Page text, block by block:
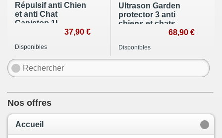
Répulsif anti Chien
et anti Chat
Canistop 1L
37,90 €
Disponibles
Ultrason Garden
protector 3 anti
chiens et chats
68,90 €
Disponibles
Nos offres
Accueil